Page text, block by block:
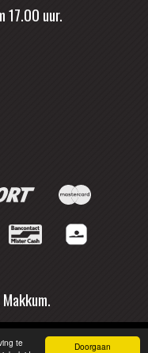
Doorgaan
te
17.00 uur.